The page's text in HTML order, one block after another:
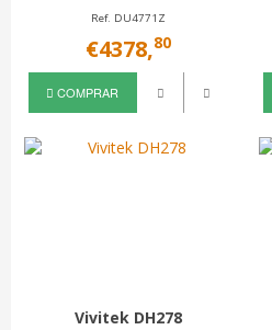
Ref. DU4771Z
€4378,80
COMPRAR
Vivitek DH278